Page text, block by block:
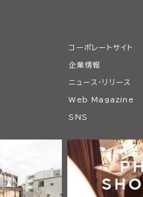
コーポレートサイト
企業情報
ニュース・リリース
Web Magazine
SNS